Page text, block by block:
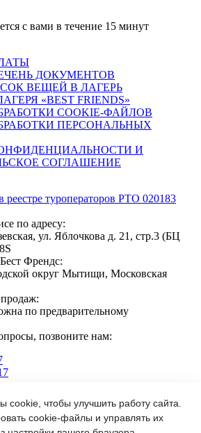
с вами в течение 15 минут
ДОКУМЕНТОВ
ВЕЩЕЙ В ЛАГЕРЬ
«BEST FRIENDS»
COOKIE-ФАЙЛОВ
ПЕРСОНАЛЬНЫХ
И
СОГЛАШЕНИЕ
туроператоров РТО 020183
по адресу:
ул. Яблочкова д. 21, стр.3 (БЦ
Френдс:
округ Мытищи, Московская
по предварительному
позвоните нам:
чтобы улучшить работу сайта.
cookie-файлы и управлять их